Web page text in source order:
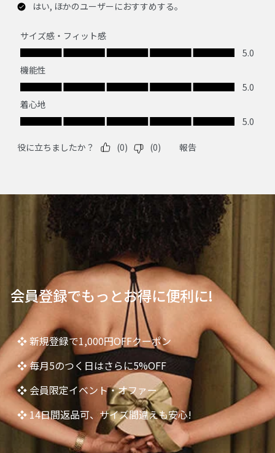
会員登録でもっとお得に便利に!
❖ 新規登録で1,000円OFFクーポン
❖ 毎月5のつく日はさらに5%OFF
❖ 会員限定イベント・オファー
❖ 14日間返品可、サイズ間違えも安心!